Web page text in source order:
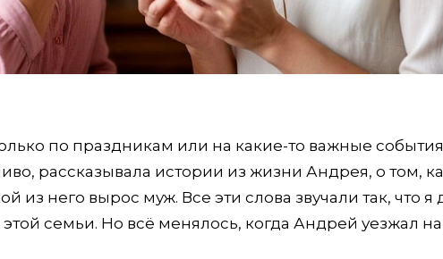
по праздникам или на какие-то важные
рассказывала истории из жизни Андрея, о том,
из него вырос муж. Все эти слова звучали так, что я
этой семьи. Но всё менялось, когда Андрей уезжал на